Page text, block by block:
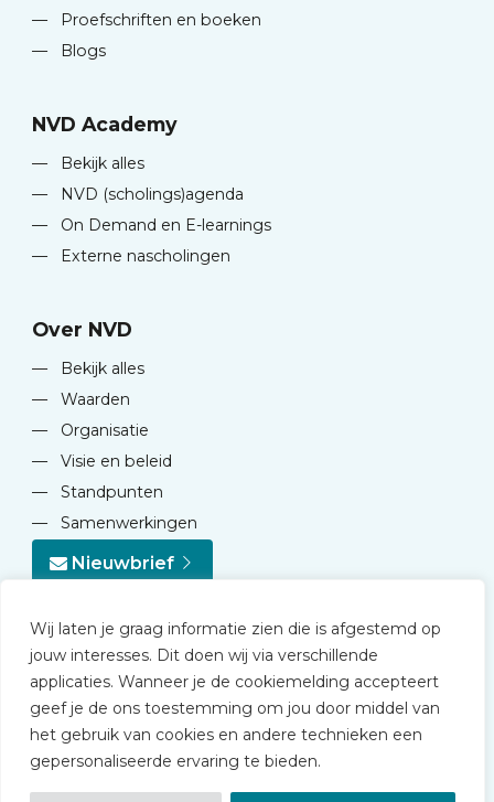
Wij laten je graag informatie zien die is afgestemd op
jouw interesses. Dit doen wij via verschillende
applicaties. Wanneer je de cookiemelding accepteert
geef je de ons toestemming om jou door middel van
het gebruik van cookies en andere technieken een
gepersonaliseerde ervaring te bieden.
—
Proefschriften en boeken
—
Blogs
NVD Academy
—
Bekijk alles
—
NVD (scholings)agenda
—
On Demand en E-learnings
—
Externe nascholingen
Over NVD
—
Bekijk alles
—
Waarden
—
Organisatie
—
Visie en beleid
—
Standpunten
—
Samenwerkingen
Nieuwbrief
© 2026 NVD
Privacy statement
Disclaimer